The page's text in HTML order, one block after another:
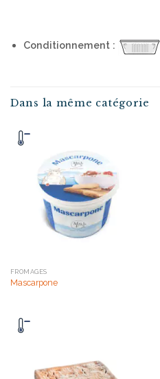
Conditionnement :
Dans la même catégorie
FROMAGES
Mascarpone